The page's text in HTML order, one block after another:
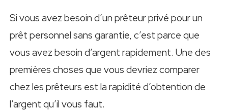
Si vous avez besoin d’un prêteur privé pour un
prêt personnel sans garantie, c’est parce que
vous avez besoin d’argent rapidement. Une des
premières choses que vous devriez comparer
chez les prêteurs est la rapidité d’obtention de
l’argent qu’il vous faut.